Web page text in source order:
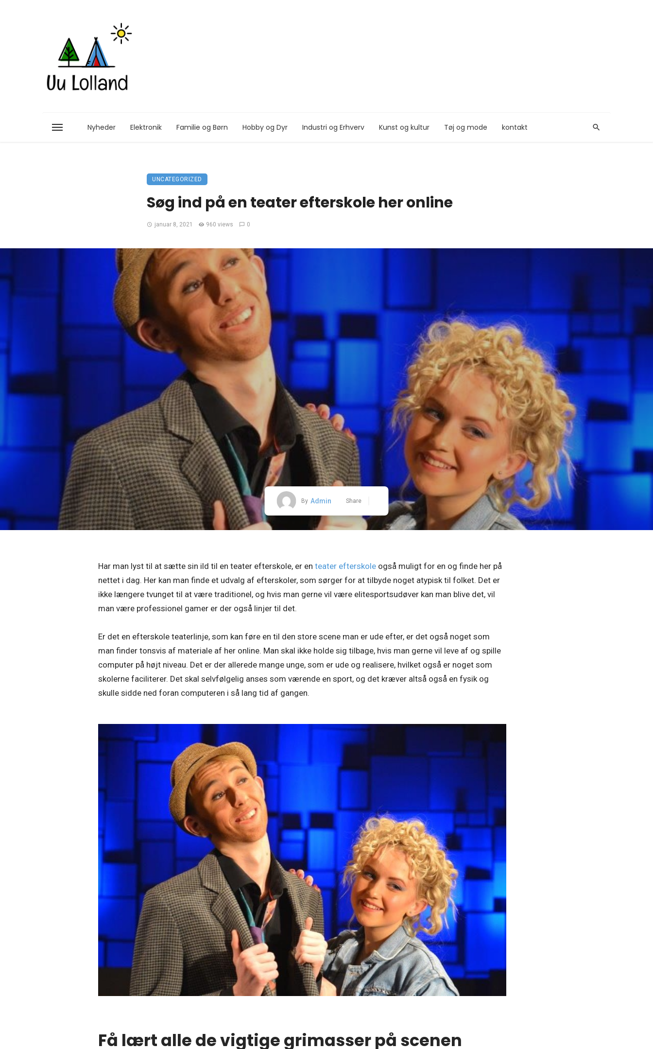
Nyheder Elektronik Familie og Børn Hobby og Dyr Industri og Erhverv Kunst og kultur Tøj og mode kontakt
UNCATEGORIZED
Søg ind på en teater efterskole her online
januar 8, 2021 960 views 0
By Admin Share
Har man lyst til at sætte sin ild til en teater efterskole, er en teater efterskole også muligt for en og finde her på
nettet i dag. Her kan man finde et udvalg af efterskoler, som sørger for at tilbyde noget atypisk til folket. Det er
ikke længere tvunget til at være traditionel, og hvis man gerne vil være elitesportsudøver kan man blive det, vil
man være professionel gamer er der også linjer til det.
Er det en efterskole teaterlinje, som kan føre en til den store scene man er ude efter, er det også noget som
man finder tonsvis af materiale af her online. Man skal ikke holde sig tilbage, hvis man gerne vil leve af og spille
computer på højt niveau. Det er der allerede mange unge, som er ude og realisere, hvilket også er noget som
skolerne faciliterer. Det skal selvfølgelig anses som værende en sport, og det kræver altså også en fysik og
skulle sidde ned foran computeren i så lang tid af gangen.
Få lært alle de vigtige grimasser på scenen